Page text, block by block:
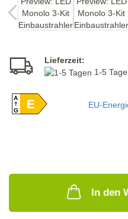
Lieferzeit:
1-5
A
GE EU-
In den